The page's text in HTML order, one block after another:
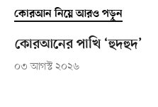
কোরআন নিয়ে আরও পড়ুন
কোরআনের পাখি ‘হুদহুদ’
০৩ আগস্ট ২০২৬